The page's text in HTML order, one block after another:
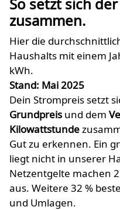
zusammen.
Hier die
Haushalts mit einem
kWh.
Stand: Mai 2025
Dein Strompreis setzt
Grundpreis und dem
Kilowattstunde
Gut zu erkennen. Ein
liegt nicht in unserer
Netzentgelte machen
aus. Weitere 32 %
und Umlagen.